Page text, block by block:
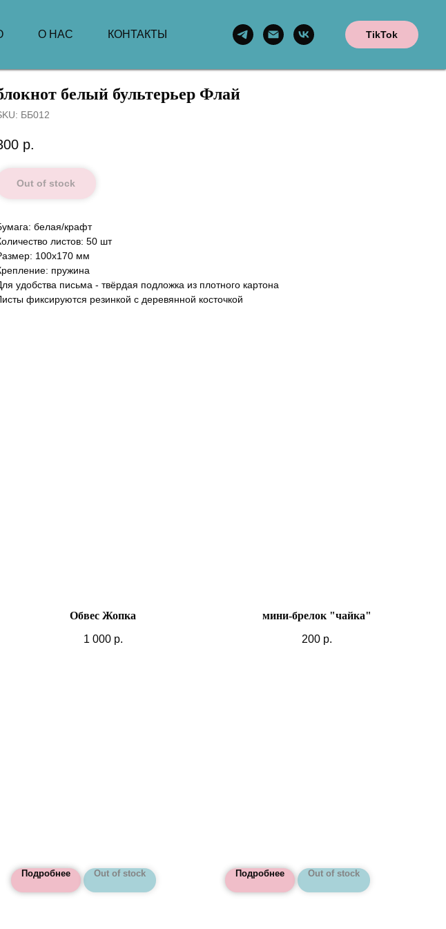
О НАС КОНТАКТЫ TikTok
белый бультерьер Флай
ББ012
р.
Out of stock
белая/крафт
листов: 50 шт
100х170 мм
пружина
удобства письма - твёрдая подложка из плотного картона
фиксируются резинкой с деревянной косточкой
Обвес Жопка
1 000 р.
Подробнее Out of stock
мини-брелок "чайка"
200 р.
Подробнее Out of stock